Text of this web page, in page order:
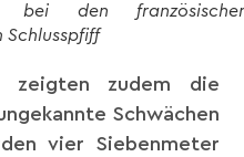
bei den
Schlusspfiff
zeigten zudem die
Schwächen
vier Siebenmeter